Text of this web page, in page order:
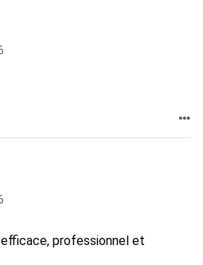
professionnel et